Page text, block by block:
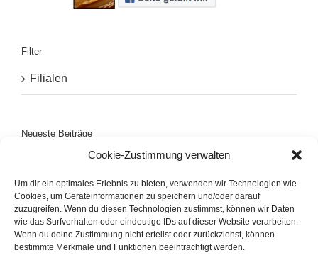
Cookie-Zustimmung verwalten
Um dir ein optimales Erlebnis zu bieten, verwenden wir Technologien wie
Cookies, um Geräteinformationen zu speichern und/oder darauf
zuzugreifen. Wenn du diesen Technologien zustimmst, können wir Daten
wie das Surfverhalten oder eindeutige IDs auf dieser Website verarbeiten.
Wenn du deine Zustimmung nicht erteilst oder zurückziehst, können
bestimmte Merkmale und Funktionen beeinträchtigt werden.
Filter
Filialen
Neueste Beiträge
Filiale Dalum
Filiale Hoogstede
Filiale Bawinkel